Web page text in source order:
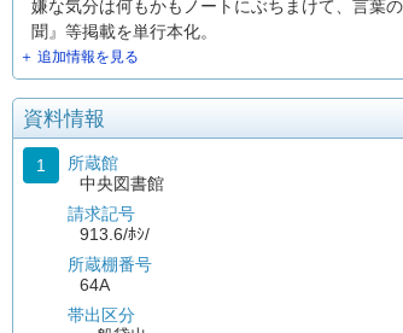
嫌な気分は何もかもノートにぶちまけて、言葉
聞』等掲載を単行本化。
＋ 追加情報を見る
資料情報
1
所蔵館
中央図書館
請求記号
913.6/ﾎｼ/
所蔵棚番号
64A
帯出区分